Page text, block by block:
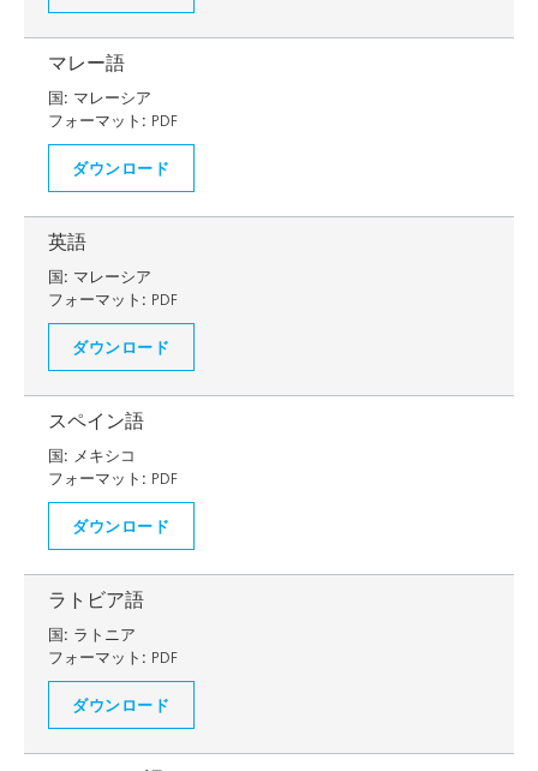
マレー語
国: マレーシア
フォーマット: PDF
ダウンロード
英語
国: マレーシア
フォーマット: PDF
ダウンロード
スペイン語
国: メキシコ
フォーマット: PDF
ダウンロード
ラトビア語
国: ラトニア
フォーマット: PDF
ダウンロード